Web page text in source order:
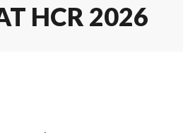
HCR 2026